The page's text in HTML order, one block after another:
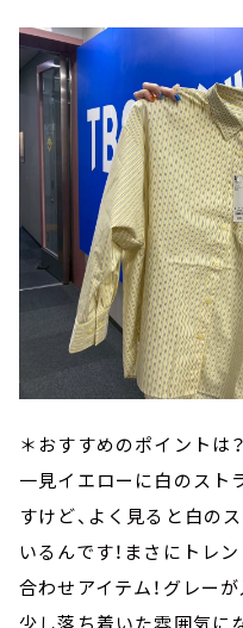
＊おすすめのポイントは？
一見イエローに白のスト
すけど、よく見ると白の
いるんです！まさにトレ
合わせアイテム！グレー
少し落ち着いた雰囲気に